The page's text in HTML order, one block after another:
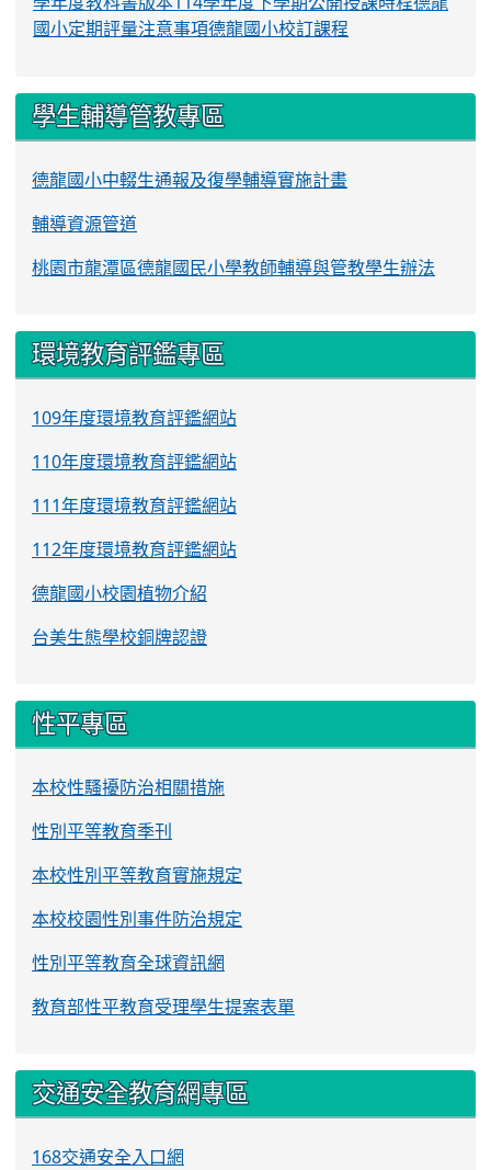
國小定期評量注意事項德龍國小校訂課程
學生輔導管教專區
德龍國小中輟生通報及復學輔導實施計畫
輔導資源管道
桃園市龍潭區德龍國民小學教師輔導與管教學生辦法
環境教育評鑑專區
109年度環境教育評鑑網站
110年度環境教育評鑑網站
111年度環境教育評鑑網站
112年度環境教育評鑑網站
德龍國小校園植物介紹
台美生態學校銅牌認證
性平專區
本校性騷擾防治相關措施
性別平等教育季刊
本校性別平等教育實施規定
本校校園性別事件防治規定
性別平等教育全球資訊網
教育部性平教育受理學生提案表單
交通安全教育網專區
168交通安全入口網